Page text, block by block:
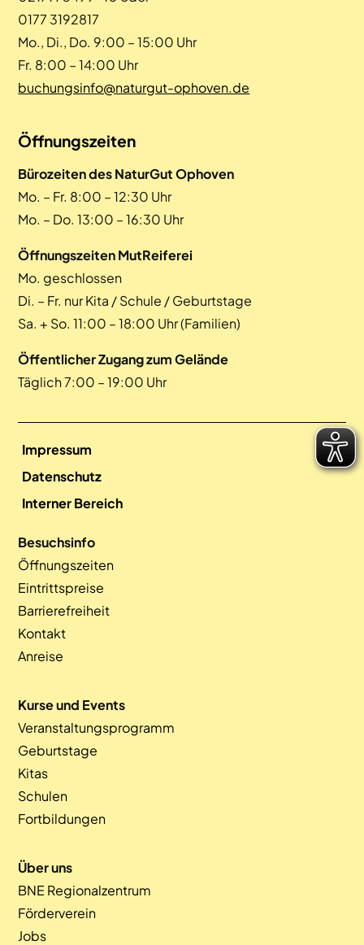
0177 3192817
Mo., Di., Do. 9:00 – 15:00 Uhr
Fr. 8:00 – 14:00 Uhr
buchungsinfo@naturgut-ophoven.de
Öffnungszeiten
Bürozeiten des NaturGut Ophoven
Mo. – Fr. 8:00 – 12:30 Uhr
Mo. – Do. 13:00 – 16:30 Uhr
Öffnungszeiten MutReiferei
Mo. geschlossen
Di. – Fr. nur Kita / Schule / Geburtstage
Sa. + So. 11:00 – 18:00 Uhr (Familien)
Öffentlicher Zugang zum Gelände
Täglich 7:00 – 19:00 Uhr
Impressum
Datenschutz
Interner Bereich
Besuchsinfo
Öffnungszeiten
Eintrittspreise
Barrierefreiheit
Kontakt
Anreise
Kurse und Events
Veranstaltungsprogramm
Geburtstage
Kitas
Schulen
Fortbildungen
Über uns
BNE Regionalzentrum
Förderverein
Jobs